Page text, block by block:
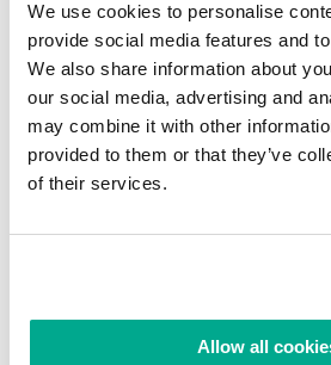
We use cookies to personalise
provide social media features and
We also share information about
our social media, advertising and
may combine it with other
provided to them or that they’ve
of their services.
Allow all
Mais informações detalhadas
financeiros preliminares